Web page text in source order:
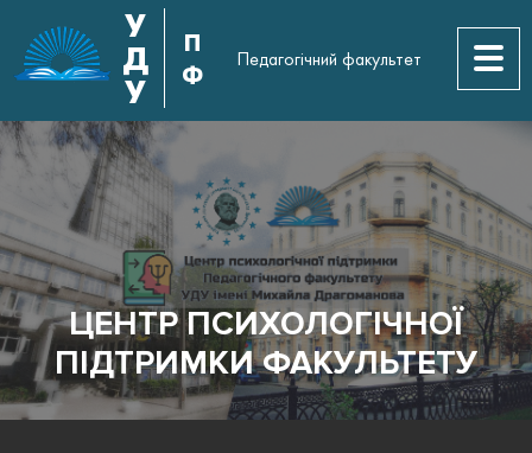
У
Д
У
П
Ф
Педагогічний факультет
ЦЕНТР ПСИХОЛОГІЧНОЇ
ПІДТРИМКИ ФАКУЛЬТЕТУ